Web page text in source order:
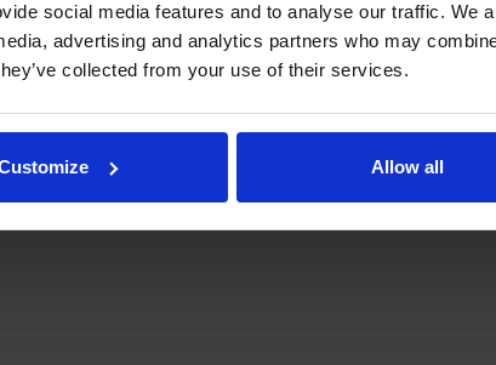
social media features and to analyse our traffic. We
advertising and analytics partners who may
collected from your use of their services.
Allow all
lähetä sähköpostia osoitteeseen rotator@indexator.com